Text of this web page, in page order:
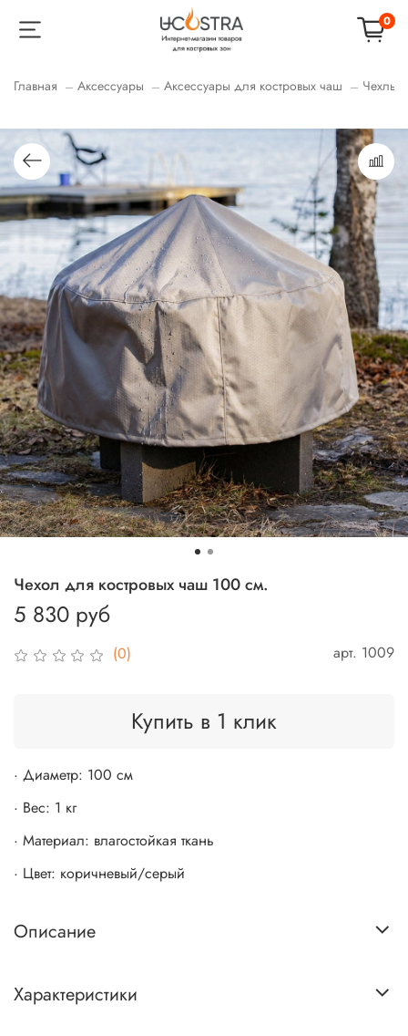
0
Главная Аксессуары Аксессуары для костровых чаш Чехлы
(0) арт. 1009
Чехол для костровых чаш 100 см.
5 830 руб
Купить в 1 клик
· Диаметр: 100 см
· Вес: 1 кг
· Материал: влагостойкая ткань
· Цвет: коричневый/серый
Описание
Характеристики